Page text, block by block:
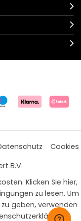
Cookies
B.V.
Klicken Sie hier,
zu lesen. Um
geben, verwenden